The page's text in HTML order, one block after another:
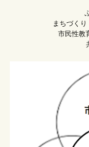
まちづくり
市民性教